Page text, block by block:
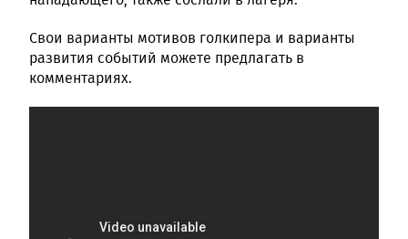
Свои варианты мотивов голкипера и варианты
развития событий можете предлагать в
комментариях.